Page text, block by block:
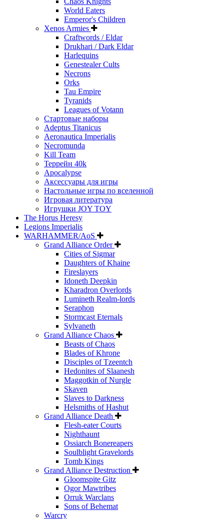
World Eaters
Emperor's Children
Xenos Armies
Craftwords / Eldar
Drukhari / Dark Eldar
Harlequins
Genestealer Cults
Necrons
Orks
Tau Empire
Tyranids
Leagues of Votann
Стартовые наборы
Adeptus Titanicus
Aeronautica Imperialis
Necromunda
Kill Team
Террейн 40k
Apocalypse
Аксессуары для игры
Настольные игры по вселенной
Игровая литература
Игрушки JOY TOY
The Horus Heresy
Legions Imperialis
WARHAMMER/AoS
Grand Alliance Order
Cities of Sigmar
Daughters of Khaine
Fireslayers
Idoneth Deepkin
Kharadron Overlords
Lumineth Realm-lords
Seraphon
Stormcast Eternals
Sylvaneth
Grand Alliance Chaos
Beasts of Chaos
Blades of Khrone
Disciples of Tzeentch
Hedonites of Slaanesh
Maggotkin of Nurgle
Skaven
Slaves to Darkness
Helsmiths of Hashut
Grand Alliance Death
Flesh-eater Courts
Nighthaunt
Ossiarch Bonereapers
Soulblight Gravelords
Tomb Kings
Grand Alliance Destruction
Gloomspite Gitz
Ogor Mawtribes
Orruk Warclans
Sons of Behemat
Warcry